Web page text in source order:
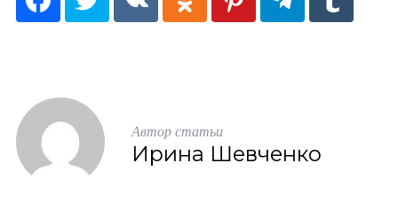
Автор статьи
Ирина Шевченко